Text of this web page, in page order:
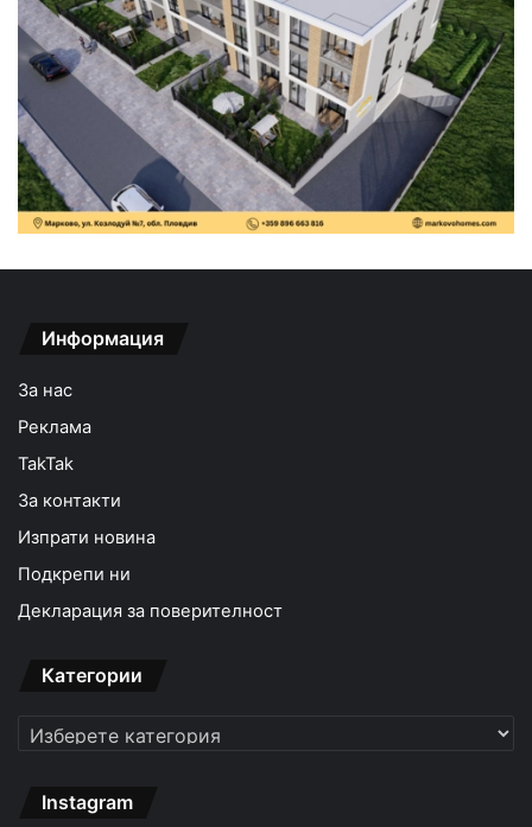
Информация
За нас
Реклама
TakTak
За контакти
Изпрати новина
Подкрепи ни
Декларация за поверителност
Категории
Категории
Instagram